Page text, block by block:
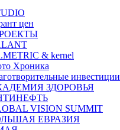
цен
& kernel
Хроника
инвестиции
ЗДОРОВЬЯ
VISION SUMMIT
ЕВРАЗИЯ